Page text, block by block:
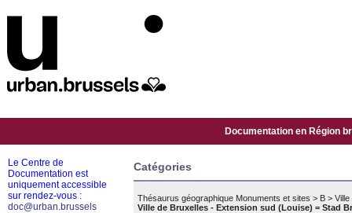
Documentation en Région
Catégories
Thésaurus géographique Monuments et sites > B >
Ville de Bruxelles - Extension sud (Louise) = Stad
Le Centre de
Documentation est
uniquement accessible
sur rendez-vous :
doc@urban.brussels